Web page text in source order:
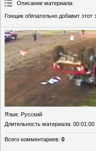
Описание материала:
Гонщик обязательно добавит
Язык: Русский
Длительность материала: 00:01:00
Всего комментариев: 0